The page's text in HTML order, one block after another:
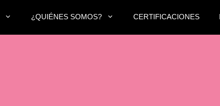
¿QUIÉNES SOMOS? CERTIFICACIONES